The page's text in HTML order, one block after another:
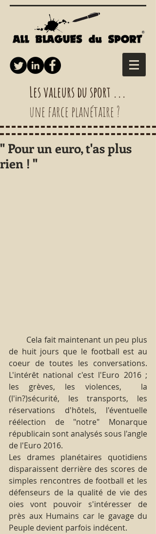
Les valeurs du sport ...
une farce planétaire ?
" Pour un euro, t'as plus
rien ! "
de huit jours que le football est au
coeur de toutes les conversations.
L'intérêt national c'est l'Euro 2016 ;
les grèves, les violences,  la
(l'in?)sécurité, les transports, les
réservations d'hôtels, l'éventuelle
réélection de "notre" Monarque
républicain sont analysés sous l'angle
de l'Euro 2016.
Les drames planétaires quotidiens
disparaissent derrière des scores de
simples rencontres de football et les
défenseurs de la qualité de vie des
oies vont pouvoir s'intéresser de
près aux Humains car le gavage du
Peuple devient parfois indécent.